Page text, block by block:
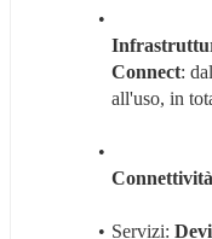
Connect:
all'uso, in
Servizi: